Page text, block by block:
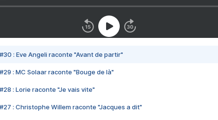
#30 : Eve Angeli raconte "Avant de partir"
#29 : MC Solaar raconte "Bouge de là"
#28 : Lorie raconte "Je vais vite"
#27 : Christophe Willem raconte "Jacques a dit"